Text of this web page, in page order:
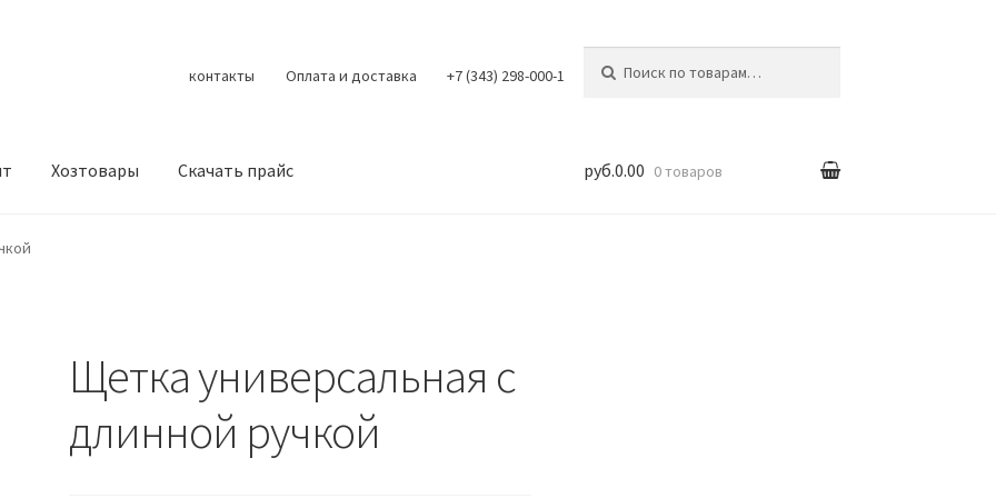
контакты Оплата и доставка +7 (343) 298-000-1
Хозтовары Скачать прайс
Контакты
руб.0.00 0 товаров
Щетка универсальная с
длинной ручкой